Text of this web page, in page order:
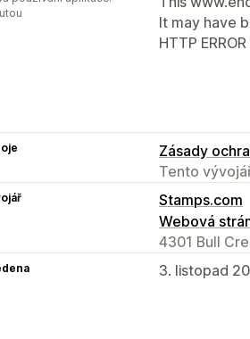
It may have
HTTP
Zásady
Tento
Stamps.com
Webová
4301 Bull
3. listopad